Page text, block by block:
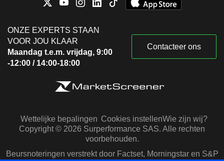
ONZE EXPERTS STAAN
VOOR JOU KLAAR
Maandag t.e.m. vrijdag, 9:00
-12:00 / 14:00-18:00
Contacteer ons
Wettelijke bepalingen Cookies instellenWie zijn wij?
Copyright © 2026 Surperformance SAS. Alle rechten
voorbehouden.
Beursnoteringen verstrekt door Factset, Morningstar en S&P